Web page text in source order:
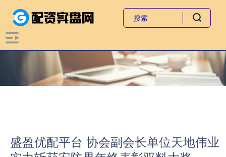
盛盈优配平台 协会副会长单位天地伟业